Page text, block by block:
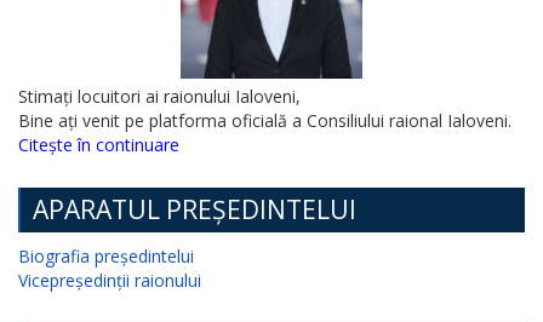
Stimați locuitori ai raionului Ialoveni,
Bine ați venit pe platforma oficială a Consiliului raional Ialoveni.
Citește în continuare
APARATUL PREȘEDINTELUI
Biografia președintelui
Vicepreședinții raionului